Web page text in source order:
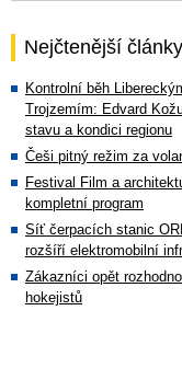
Nejčtenější
Kontrolní běh
Trojzemím: Edvard
stavu a kondici regionu
Češi pitný režim za
Festival Film a
kompletní program
Síť čerpacích stanic
rozšíří elektromobilní
Zákazníci opět
hokejistů